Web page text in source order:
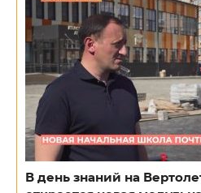
В день знаний на